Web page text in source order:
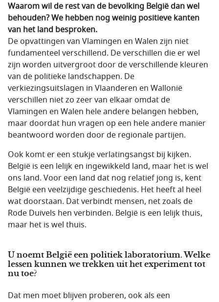
Waarom wil de rest van de bevolking België dan wel
behouden? We hebben nog weinig positieve kanten
van het land besproken.
De opvattingen van Vlamingen en Walen zijn niet
fundamenteel verschillend. De verschillen die er wel
zijn worden uitvergroot door de verschillende kleuren
van de politieke landschappen. De
verkiezingsuitslagen in Vlaanderen en Wallonië
verschillen niet zo zeer van elkaar omdat de
Vlamingen en Walen hele andere belangen hebben,
maar doordat hun vragen op een hele andere manier
beantwoord worden door de regionale partijen.
Ook komt er een stukje verlatingsangst bij kijken.
België is een lelijk en ingewikkeld land, maar het is wel
ons land. Voor een land dat nog relatief jong is, kent
België een veelzijdige geschiedenis. Het heeft al heel
wat doorstaan. Dat verbindt mensen, net zoals de
Rode Duivels hen verbinden. België is een lelijk thuis,
maar het is wel thuis.
U noemt België een politiek laboratorium. Welke
lessen kunnen we trekken uit het experiment tot
nu toe?
Dat men moet blijven proberen, ook als een